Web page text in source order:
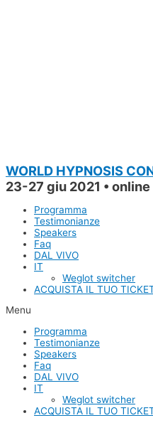
WORLD HYPNOSIS
23-27 giu 2021 • online
Programma
Testimonianze
Speakers
Faq
DAL VIVO
IT
Weglot switcher
ACQUISTA IL TUO
Menu
Programma
Testimonianze
Speakers
Faq
DAL VIVO
IT
Weglot switcher
ACQUISTA IL TUO